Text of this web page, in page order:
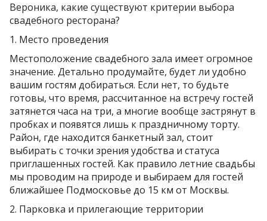
Вероника, какие существуют критерии выбора
свадебного ресторана?
1. Место проведения
Местоположение свадебного зала имеет огромное
значение. Детально продумайте, будет ли удобно
вашим гостям добираться. Если нет, то будьте
готовы, что время, рассчитанное на встречу гостей
затянется часа на три, а многие вообще застрянут в
пробках и появятся лишь к праздничному торту.
Район, где находится банкетный зал, стоит
выбирать с точки зрения удобства и статуса
приглашенных гостей. Как правило летние свадьбы
мы проводим на природе и выбираем для гостей
ближайшее Подмосковье до 15 км от Москвы.
2. Парковка и прилегающие территории